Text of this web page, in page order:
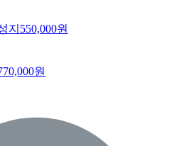
지 550,000원
원